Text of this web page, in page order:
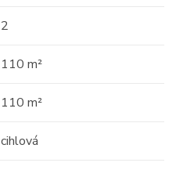
2
110 m²
110 m²
cihlová